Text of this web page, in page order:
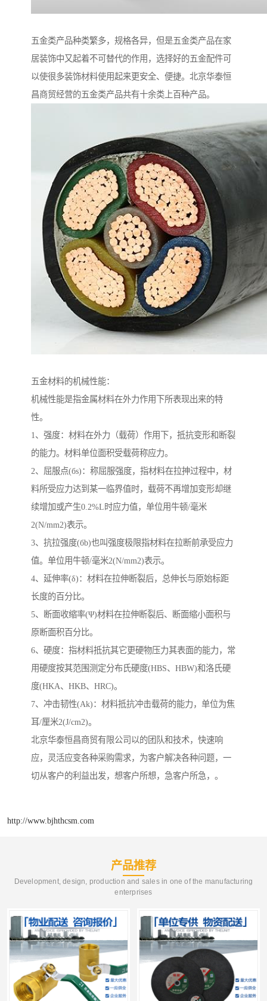
五金类产品种类繁多，规格各异，但是五金类产品在家
居装饰中又起着不可替代的作用，选择好的五金配件可
以使很多装饰材料使用起来更安全、便捷。北京华泰恒
昌商贸经营的五金类产品共有十余类上百种产品。
五金材料的机械性能：
机械性能是指金属材料在外力作用下所表现出来的特
性。
1、强度：材料在外力（载荷）作用下，抵抗变形和断裂
的能力。材料单位面积受载荷称应力。
2、屈服点(бs)：称屈服强度，指材料在拉抻过程中，材
料所受应力达到某一临界值时，载荷不再增加变形却继
续增加或产生0.2%L时应力值，单位用牛顿/毫米
2(N/mm2)表示。
3、抗拉强度(бb)也叫强度极限指材料在拉断前承受应力
值。单位用牛顿/毫米2(N/mm2)表示。
4、延伸率(δ)：材料在拉伸断裂后，总伸长与原始标距
长度的百分比。
5、断面收缩率(Ψ)材料在拉伸断裂后、断面缩小面积与
原断面积百分比。
6、硬度：指材料抵抗其它更硬物压力其表面的能力，常
用硬度按其范围测定分布氏硬度(HBS、HBW)和洛氏硬
度(HKA、HKB、HRC)。
7、冲击韧性(Ak)：材料抵抗冲击载荷的能力，单位为焦
耳/厘米2(J/cm2)。
北京华泰恒昌商贸有限公司以的团队和技术，快速响
应，灵活应变各种采购需求，为客户解决各种问题，一
切从客户的利益出发，想客户所想，急客户所急，。
http://www.bjhthcsm.com
产品推荐
Development, design, production and sales in one of the manufacturing
enterprises